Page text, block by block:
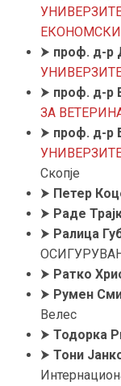
⮞ проф. д-р
⮞ проф. д-р
ЗА
⮞ проф. д-р
Скопје
⮞ Петер
⮞ Раде
⮞ Ралица
⮞ Ратко
⮞ Румен
Велес
⮞ Тодорка
⮞ Тони